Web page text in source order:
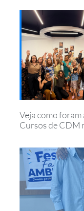
Veja como foram
Cursos de CDM